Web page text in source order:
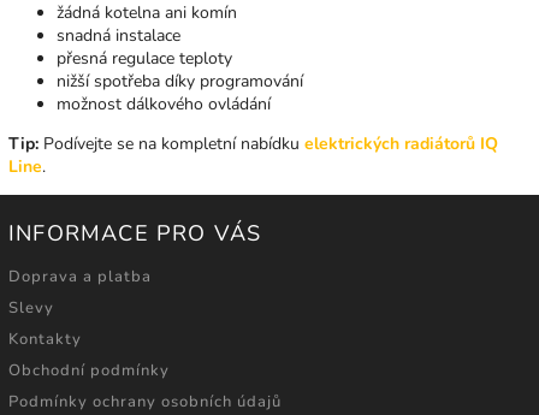
žádná kotelna ani komín
snadná instalace
přesná regulace teploty
nižší spotřeba díky programování
možnost dálkového ovládání
Tip: Podívejte se na kompletní nabídku elektrických radiátorů IQ
Line.
INFORMACE PRO VÁS
Doprava a platba
Slevy
Kontakty
Obchodní podmínky
Podmínky ochrany osobních údajů